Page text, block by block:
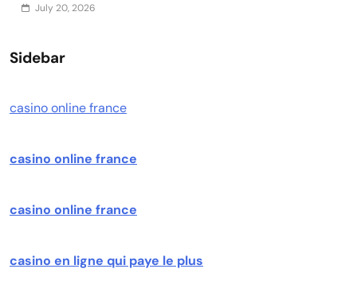
July 20, 2026
Sidebar
casino online france
casino online france
casino online france
casino en ligne qui paye le plus